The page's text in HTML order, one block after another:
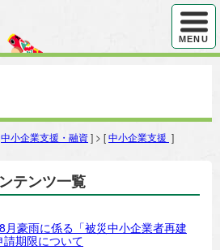
ハンバ
MENU
中小企業支援・融資] > [中小企業支援 ]
テンツ一覧
月豪雨に係る「被災中小企業者再建
期限について